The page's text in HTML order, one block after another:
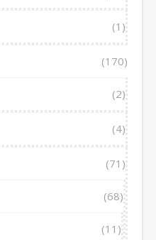
(1)
(170)
(2)
(4)
(71)
(68)
(11)